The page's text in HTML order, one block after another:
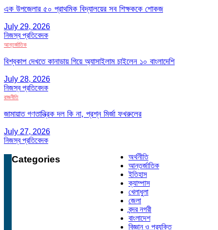
এক উপজেলার ৫০ প্রাথমিক বিদ্যালয়ের সব শিক্ষককে শোকজ
July 29, 2026
নিজস্ব প্রতিবেদক
আন্তর্জাতিক
বিশ্বকাপ দেখতে কানাডায় গিয়ে অ্যাসাইলাম চাইলেন ১০ বাংলাদেশি
July 28, 2026
নিজস্ব প্রতিবেদক
রাজনীতি
জামায়াত গণতান্ত্রিক দল কি না, প্রশ্ন মির্জা ফখরুলের
July 27, 2026
নিজস্ব প্রতিবেদক
Categories
অর্থনীতি
আন্তর্জাতিক
ইতিহাস
ক্যাম্পাস
খেলাধুলা
জেলা
বন্দর নগরী
বাংলাদেশ
বিজ্ঞান ও প্রযুক্তি